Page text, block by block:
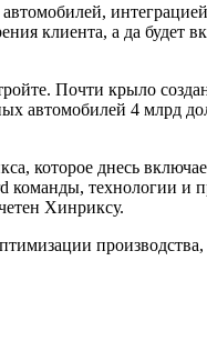
клиента, а да будет
Почти крыло
автомобилей 4 млрд
которое днесь
команды, технологии и
Хинриксу.